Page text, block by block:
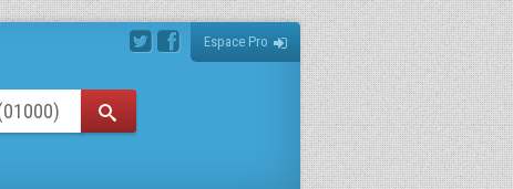
Espace Pro